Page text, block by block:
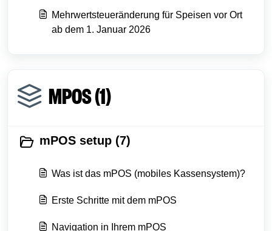
Mehrwertsteueränderung für Speisen vor Ort
ab dem 1. Januar 2026
MPOS (1)
mPOS setup (7)
Was ist das mPOS (mobiles Kassensystem)?
Erste Schritte mit dem mPOS
Navigation in Ihrem mPOS